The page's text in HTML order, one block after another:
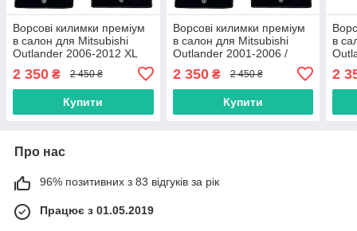
Ворсові килимки преміум
в салон для Mitsubishi
Outlander 2006-2012 XL
праве кермо (праворука) /
Мітсубісі Оутлендер
килимки
2 350 ₴ 2 450 ₴
Купити
Ворсові килимки преміум
в салон для Mitsubishi
Outlander 2001-2006 /
килимки
2 350₴ 2 450 ₴
Купити
в
2
Про нас
96% позитивних з 83 відгуків за рік
Працює з 01.05.2019